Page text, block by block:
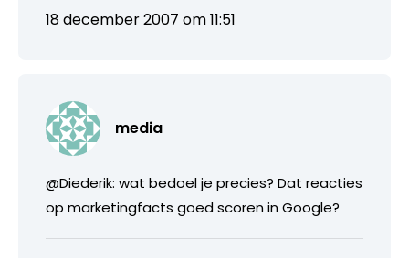
18 december 2007 om 11:51
media
@Diederik: wat bedoel je precies? Dat reacties
op marketingfacts goed scoren in Google?